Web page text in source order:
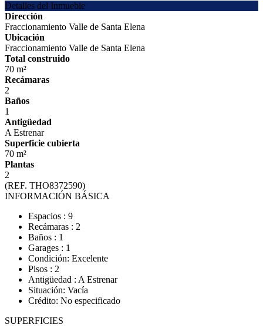
Detalles del Inmueble
Dirección
Fraccionamiento Valle de Santa Elena
Ubicación
Fraccionamiento Valle de Santa Elena
Total construido
70 m²
Recámaras
2
Baños
1
Antigüedad
A Estrenar
Superficie cubierta
70 m²
Plantas
2
(REF. THO8372590)
INFORMACIÓN BÁSICA
Espacios : 9
Recámaras : 2
Baños : 1
Garages : 1
Condición: Excelente
Pisos : 2
Antigüedad : A Estrenar
Situación: Vacía
Crédito: No especificado
SUPERFICIES